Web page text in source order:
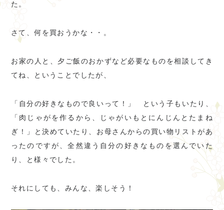
た。
さて、何を買おうかな・・。
お家の人と、夕ご飯のおかずなど必要なものを相談してき
てね、ということでしたが、
「自分の好きなもので良いって！」 という子もいたり、
「肉じゃがを作るから、じゃがいもとにんじんとたまね
ぎ！」と決めていたり、お母さんからの買い物リストがあ
ったのですが、全然違う自分の好きなものを選んでいた
り、と様々でした。
それにしても、みんな、楽しそう！